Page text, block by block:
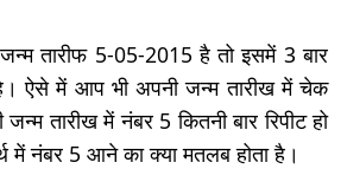
तारीफ 5-05-2015 है तो इसमें 3 बार
है। ऐसे में आप भी अपनी जन्म तारीख में चेक
तारीख में नंबर 5 कितनी बार रिपीट हो
नंबर 5 आने का क्या मतलब होता है।